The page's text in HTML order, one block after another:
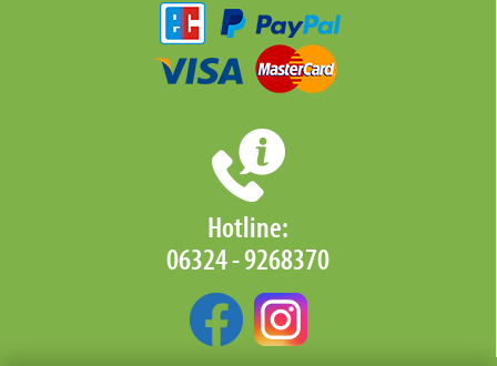
Hotline:
06324 - 9268370‬